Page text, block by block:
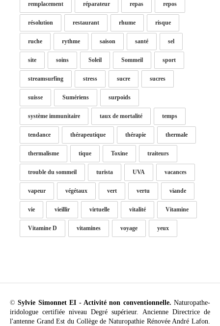
remplacement réparateur repas repos
résolution restaurant rhume risque
ruche rythme saison santé sel
site soins Soleil Sommeil sport
streamsurfing stress sucre sucres
suisse Sumériens surpoids
système immunitaire taux de mortalité temps
tendance thérapeutique thérapie thermale
thermalisme tique Toxine traiteurs
trouble du sommeil turista UVA vacances
vapeur végétaux vert vertu viande
vie vieillir virtuelle vitalité Vitamine
Vitamine D vitamines voyage yeux
©Sylvie Simonnet EI - Activité non conventionnelle. Naturopathe-
iridologue certifiée niveau Degré supérieur. Ancienne Directrice de
l'antenne Grand Est du Collège de Naturopathie Rénovée André Lafon.